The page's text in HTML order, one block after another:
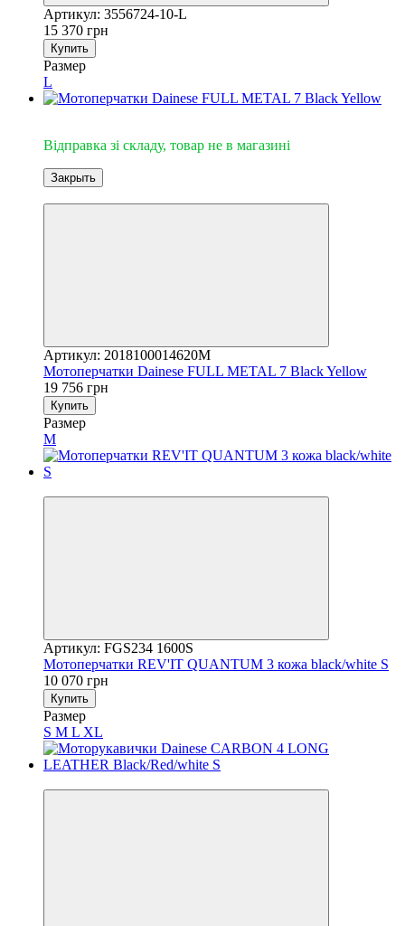
Артикул: 3556724-10-L
15 370 грн
Купить
Размер
L
Відправка зі складу, товар не в магазині
Закрыть
Артикул: 2018100014620M
Мотоперчатки Dainese FULL METAL 7 Black Yellow
19 756 грн
Купить
Размер
M
Артикул: FGS234 1600S
Мотоперчатки REV'IT QUANTUM 3 кожа black/white S
10 070 грн
Купить
Размер
S M L XL